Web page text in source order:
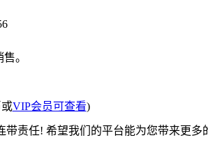
。
VIP会员可查看)
责任! 希望我们的平台能为您带来更多